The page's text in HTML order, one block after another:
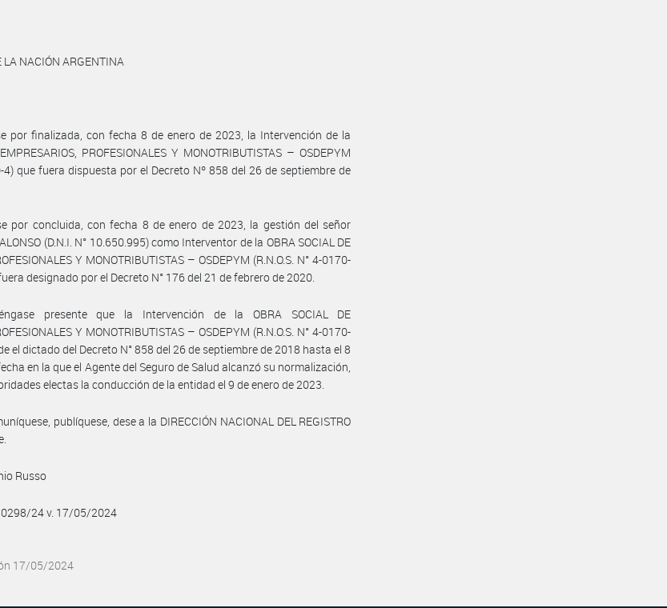
LA NACIÓN ARGENTINA
por finalizada, con fecha 8 de enero de 2023, la Intervención de la
PROFESIONALES Y MONOTRIBUTISTAS – OSDEPYM
4) que fuera dispuesta por el Decreto Nº 858 del 26 de septiembre de
por concluida, con fecha 8 de enero de 2023, la gestión del señor
(D.N.I. N° 10.650.995) como Interventor de la OBRA SOCIAL DE
Y MONOTRIBUTISTAS – OSDEPYM (R.N.O.S. N° 4-0170-
designado por el Decreto N° 176 del 21 de febrero de 2020.
presente que la Intervención de la OBRA SOCIAL DE
Y MONOTRIBUTISTAS – OSDEPYM (R.N.O.S. N° 4-0170-
el dictado del Decreto N° 858 del 26 de septiembre de 2018 hasta el 8
en la que el Agente del Seguro de Salud alcanzó su normalización,
electas la conducción de la entidad el 9 de enero de 2023.
publíquese, dese a la DIRECCIÓN NACIONAL DEL REGISTRO
Russo
24 v. 17/05/2024
17/05/2024